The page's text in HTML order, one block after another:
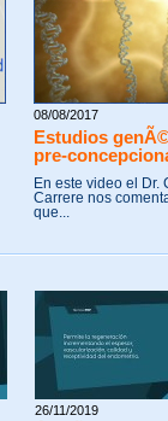
08/08/2017
Estudios
pre-
En este video el Dr.
Carrere nos
que...
26/11/2019